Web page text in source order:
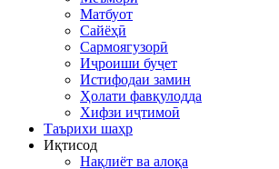
Матбуот
Сайёҳӣ
Сармоягузорӣ
Иҷроиши буҷет
Истифодаи замин
Ҳолати фавқулодда
Хифзи иҷтимоӣ
Таърихи шаҳр
Иқтисод
Нақлиёт ва алоқа